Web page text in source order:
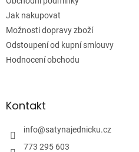
Jak nakupovat
Možnosti dopravy zboží
Odstoupení od kupní smlouvy
Hodnocení obchodu
Kontakt
info@satynajednicku.cz
773 295 603